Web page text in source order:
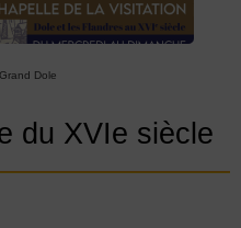
Dole
du XVIe siècle